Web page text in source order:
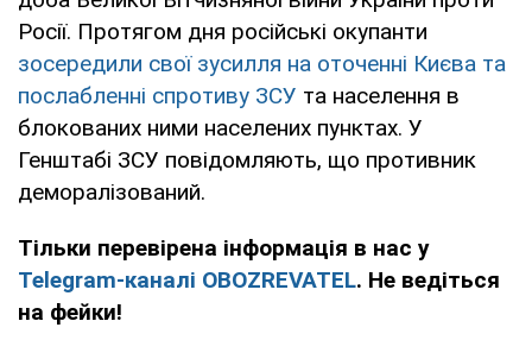
Росії. Протягом дня російські окупанти
зосередили свої зусилля на оточенні Києва та
послабленні спротиву ЗСУ та населення в
блокованих ними населених пунктах. У
Генштабі ЗСУ повідомляють, що противник
деморалізований.
Тільки перевірена інформація в нас у
Telegram-каналі OBOZREVATEL. Не ведіться
на фейки!